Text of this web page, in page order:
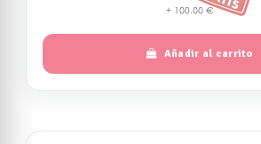
Añadir al carrito